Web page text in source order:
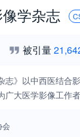
学杂志
被引量
志》以中西医结
大医学影像工作
会